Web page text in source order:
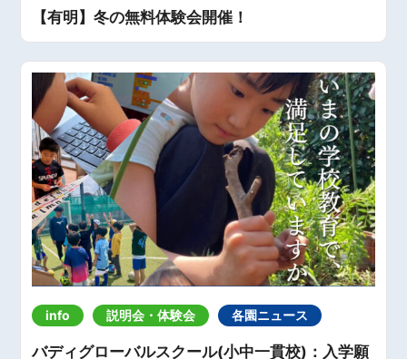
【有明】冬の無料体験会開催！
info 説明会・体験会 各園ニュース
バディグローバルスクール(小中一貫校)：入学願